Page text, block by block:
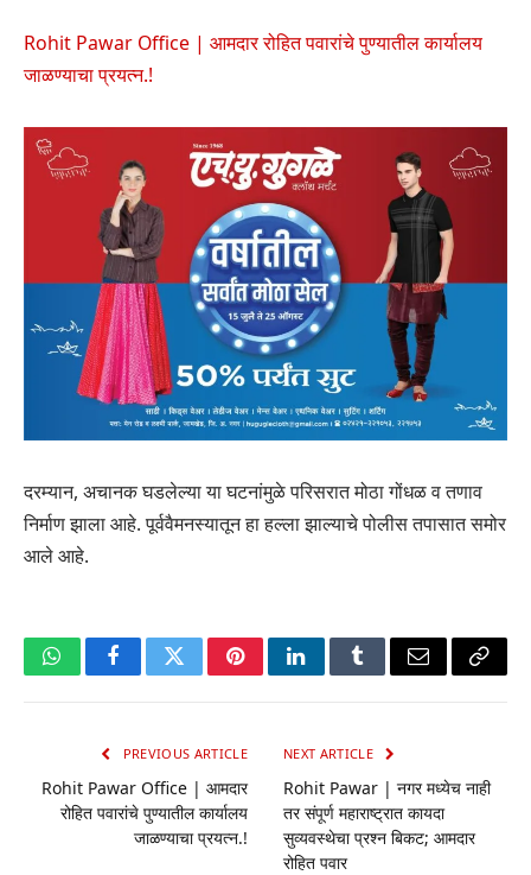
Rohit Pawar Office | आमदार रोहित पवारांचे पुण्यातील कार्यालय
जाळण्याचा प्रयत्न.!
दरम्यान, अचानक घडलेल्या या घटनांमुळे परिसरात मोठा गोंधळ व तणाव
निर्माण झाला आहे. पूर्ववैमनस्यातून हा हल्ला झाल्याचे पोलीस तपासात समोर
आले आहे.
WhatsAppFacebookTwitterPinterestLinkedInTumblrEmail Copy
PREVIOUS ARTICLE
Rohit Pawar Office | आमदार
रोहित पवारांचे पुण्यातील कार्यालय
जाळण्याचा प्रयत्न.!
NEXT ARTICLE
Rohit Pawar | नगर मध्येच नाही
तर संपूर्ण महाराष्ट्रात कायदा
सुव्यवस्थेचा प्रश्न बिकट; आमदार
रोहित पवार